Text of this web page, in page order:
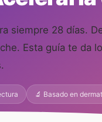
siempre 28 días.
Esta guía te da
🔬 Basado en